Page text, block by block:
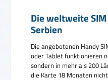
Die weltweite
Serbien
Die angebotenen Handy
oder Tablet funktionieren
sondern in mehr als 200
die Karte 18 Monaten